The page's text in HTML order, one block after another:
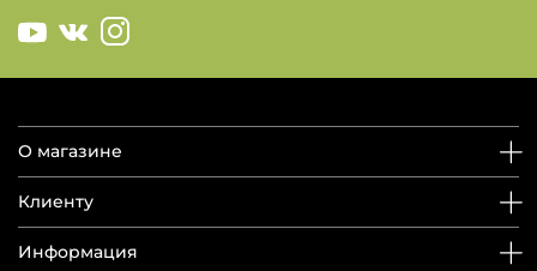
О магазине
Клиенту
Информация